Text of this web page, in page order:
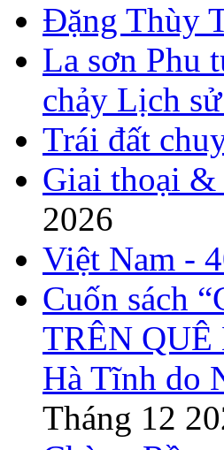
Đặng Thùy
La sơn Phu
chảy Lịch
Trái đất
Giai thoại &
2026
Việt Nam -
Cuốn sách
TRÊN QUÊ
Hà Tĩnh do
Tháng 12